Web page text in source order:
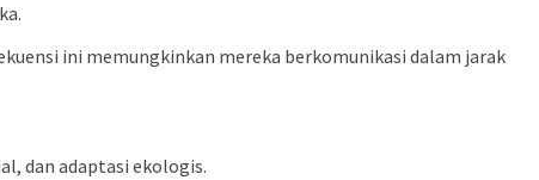
ini memungkinkan mereka berkomunikasi dalam jarak
dan adaptasi ekologis.